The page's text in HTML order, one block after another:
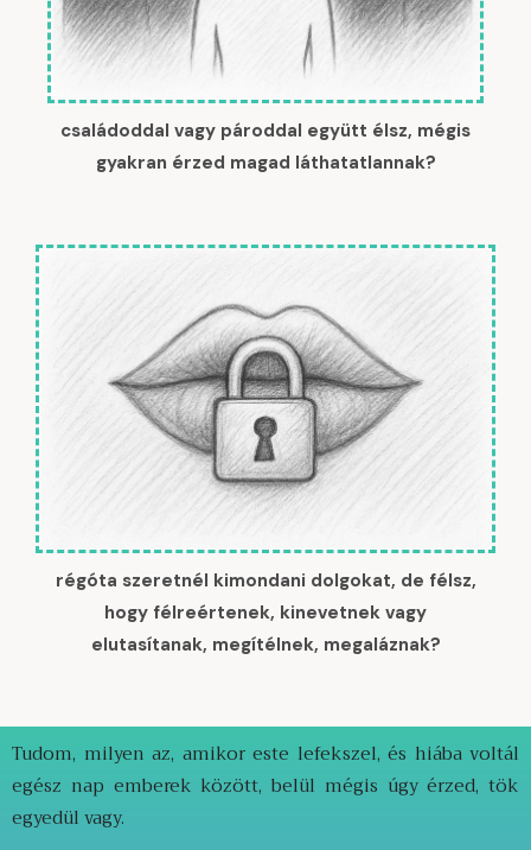
családoddal vagy pároddal együtt élsz, mégis
gyakran érzed magad láthatatlannak?
régóta szeretnél kimondani dolgokat, de félsz,
hogy félreértenek, kinevetnek vagy
elutasítanak, megítélnek, megaláznak?
Tudom, milyen az, amikor este lefekszel, és hiába voltál
egész nap emberek között, belül mégis úgy érzed, tök
egyedül vagy.